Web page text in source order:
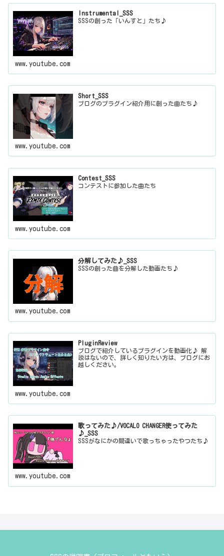
Instrumental_SSS
SSSの創った「いんすと」たち♪
www.youtube.com
Short_SSS
ブログのプラグイン紹介用に創った曲たち♪
www.youtube.com
Contest_SSS
コンテストに参加した曲たち
www.youtube.com
分解してみた♪_SSS
SSSの創った曲を分解した動画たち♪
www.youtube.com
PluginReview
ブログで紹介しているプラグインを動画化♪ 解
説はないので、詳しく知りたい方は、ブログにお
越しください。
www.youtube.com
歌ってみた♪/VOCALO CHANGER使ってみた
♪_SSS
SSSがなにかの間違いで歌っちゃったやつたち♪
www.youtube.com